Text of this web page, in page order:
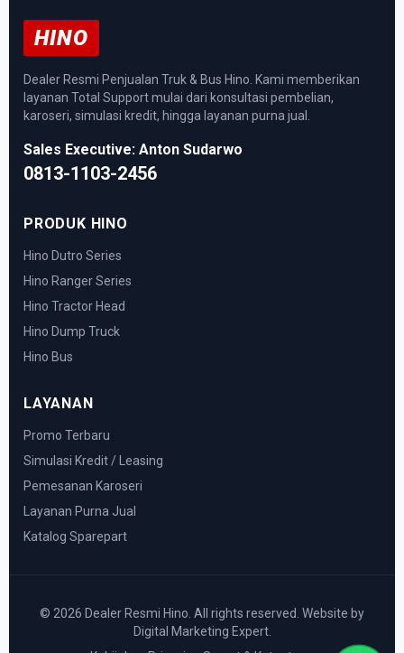
HINO
Dealer Resmi Penjualan Truk & Bus Hino. Kami memberikan
layanan Total Support mulai dari konsultasi pembelian,
karoseri, simulasi kredit, hingga layanan purna jual.
Sales Executive: Anton Sudarwo
0813-1103-2456
PRODUK HINO
Hino Dutro Series
Hino Ranger Series
Hino Tractor Head
Hino Dump Truck
Hino Bus
LAYANAN
Promo Terbaru
Simulasi Kredit / Leasing
Pemesanan Karoseri
Layanan Purna Jual
Katalog Sparepart
© 2026 Dealer Resmi Hino. All rights reserved. Website by
Digital Marketing Expert.